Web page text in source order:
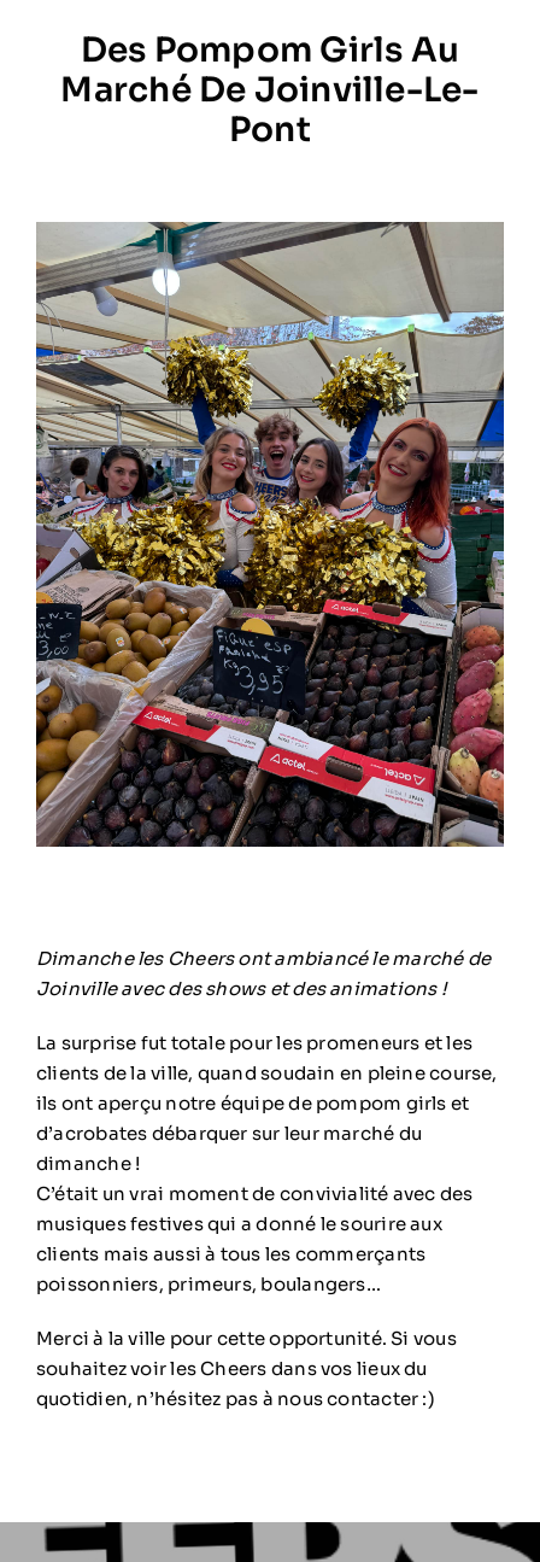
Prestations
Formation
Contact
Des Pompom Girls Au
Marché De Joinville-Le-
Pont
Dimanche les Cheers ont ambiancé le marché de
Joinville avec des shows et des animations !
La surprise fut totale pour les promeneurs et les
clients de la ville, quand soudain en pleine course,
ils ont aperçu notre équipe de pompom girls et
d’acrobates débarquer sur leur marché du
dimanche !
C’était un vrai moment de convivialité avec des
musiques festives qui a donné le sourire aux
clients mais aussi à tous les commerçants
poissonniers, primeurs, boulangers…
Merci à la ville pour cette opportunité. Si vous
souhaitez voir les Cheers dans vos lieux du
quotidien, n’hésitez pas à nous contacter :)